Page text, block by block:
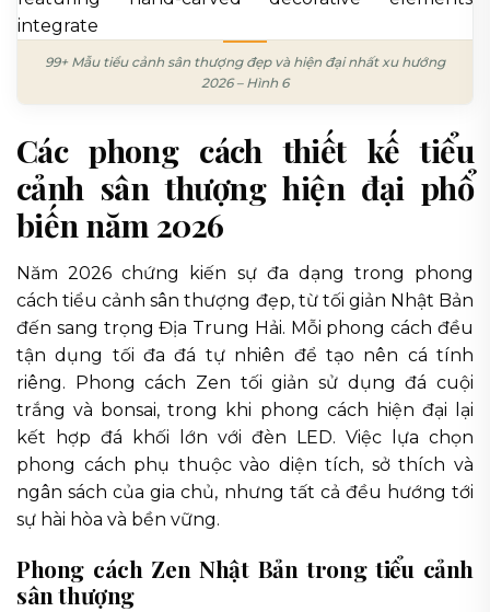
99+ Mẫu tiểu cảnh sân thượng đẹp và hiện đại nhất xu hướng
2026 – Hình 6
Các phong cách thiết kế tiểu
cảnh sân thượng hiện đại phổ
biến năm 2026
Năm 2026 chứng kiến sự đa dạng trong phong
cách tiểu cảnh sân thượng đẹp, từ tối giản Nhật Bản
đến sang trọng Địa Trung Hải. Mỗi phong cách đều
tận dụng tối đa đá tự nhiên để tạo nên cá tính
riêng. Phong cách Zen tối giản sử dụng đá cuội
trắng và bonsai, trong khi phong cách hiện đại lại
kết hợp đá khối lớn với đèn LED. Việc lựa chọn
phong cách phụ thuộc vào diện tích, sở thích và
ngân sách của gia chủ, nhưng tất cả đều hướng tới
sự hài hòa và bền vững.
Phong cách Zen Nhật Bản trong tiểu cảnh
sân thượng